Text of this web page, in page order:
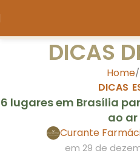
DICAS
Home
DICAS
6 lugares em Brasília
ao
Curante
em 29 de